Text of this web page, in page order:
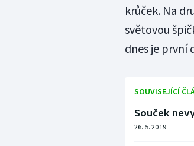
krůček. Na
světovou
dnes je první
SOUVISEJÍCÍ
Souček
26. 5. 2019